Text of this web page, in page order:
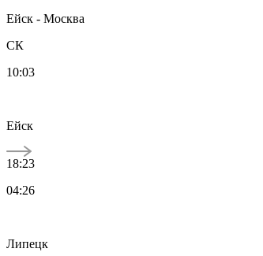
Ейск - Москва
СК
10:03
Ейск
18:23
04:26
Липецк